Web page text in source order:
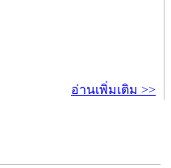
อ่านเพิ่มเติม >>